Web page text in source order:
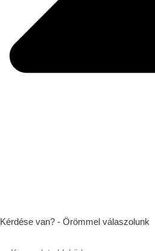
Kérdése van? - Örömmel válaszolunk